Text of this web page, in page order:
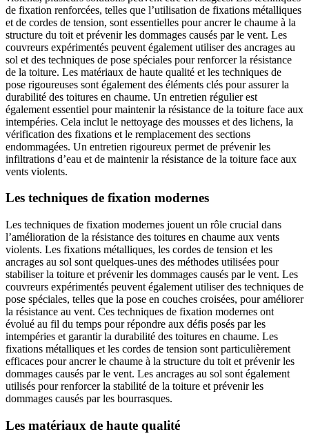
de fixation renforcées, telles que l’utilisation de fixations métalliques
et de cordes de tension, sont essentielles pour ancrer le chaume à la
structure du toit et prévenir les dommages causés par le vent. Les
couvreurs expérimentés peuvent également utiliser des ancrages au
sol et des techniques de pose spéciales pour renforcer la résistance
de la toiture. Les matériaux de haute qualité et les techniques de
pose rigoureuses sont également des éléments clés pour assurer la
durabilité des toitures en chaume. Un entretien régulier est
également essentiel pour maintenir la résistance de la toiture face aux
intempéries. Cela inclut le nettoyage des mousses et des lichens, la
vérification des fixations et le remplacement des sections
endommagées. Un entretien rigoureux permet de prévenir les
infiltrations d’eau et de maintenir la résistance de la toiture face aux
vents violents.
Les techniques de fixation modernes
Les techniques de fixation modernes jouent un rôle crucial dans
l’amélioration de la résistance des toitures en chaume aux vents
violents. Les fixations métalliques, les cordes de tension et les
ancrages au sol sont quelques-unes des méthodes utilisées pour
stabiliser la toiture et prévenir les dommages causés par le vent. Les
couvreurs expérimentés peuvent également utiliser des techniques de
pose spéciales, telles que la pose en couches croisées, pour améliorer
la résistance au vent. Ces techniques de fixation modernes ont
évolué au fil du temps pour répondre aux défis posés par les
intempéries et garantir la durabilité des toitures en chaume. Les
fixations métalliques et les cordes de tension sont particulièrement
efficaces pour ancrer le chaume à la structure du toit et prévenir les
dommages causés par le vent. Les ancrages au sol sont également
utilisés pour renforcer la stabilité de la toiture et prévenir les
dommages causés par les bourrasques.
Les matériaux de haute qualité